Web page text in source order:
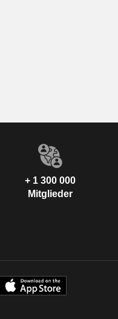
+ 1 300 000
Mitglieder